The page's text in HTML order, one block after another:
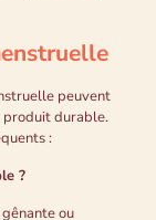
peuvent
produit durable.
:
?
ou